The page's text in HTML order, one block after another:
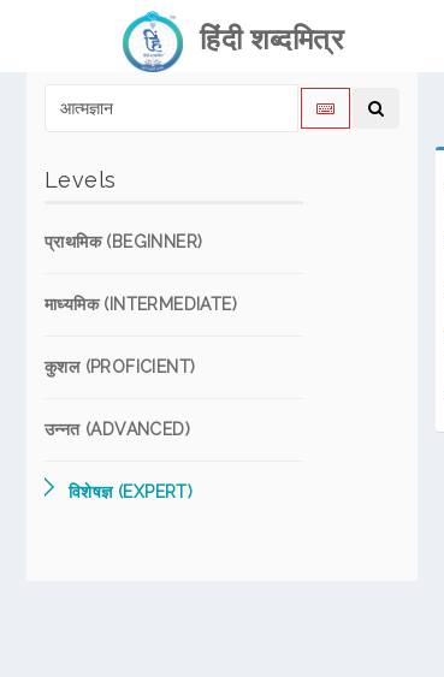
हिंदी शब्दमित्र
Levels
प्राथमिक (BEGINNER)
माध्यमिक (INTERMEDIATE)
कुशल (PROFICIENT)
उन्नत (ADVANCED)
विशेषज्ञ (EXPERT)